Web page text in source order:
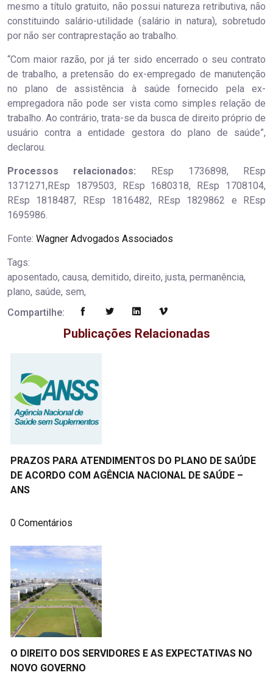
mesmo a título gratuito, não possui natureza retributiva, não
constituindo salário-utilidade (salário in natura), sobretudo
por não ser contraprestação ao trabalho.
“Com maior razão, por já ter sido encerrado o seu contrato
de trabalho, a pretensão do ex-empregado de manutenção
no plano de assistência à saúde fornecido pela ex-
empregadora não pode ser vista como simples relação de
trabalho. Ao contrário, trata-se da busca de direito próprio de
usuário contra a entidade gestora do plano de saúde”,
declarou.​
Processos relacionados: REsp 1736898, REsp
1371271,REsp 1879503, REsp 1680318, REsp 1708104,
REsp 1818487, REsp 1816482, REsp 1829862 e REsp
1695986.
Fonte: Wagner Advogados Associados
Tags:
aposentado, causa, demitido, direito, justa, permanência,
plano, saúde, sem,
Compartilhe:
Publicações Relacionadas
PRAZOS PARA ATENDIMENTOS DO PLANO DE SAÚDE
DE ACORDO COM AGÊNCIA NACIONAL DE SAÚDE –
ANS
0 Comentários
O DIREITO DOS SERVIDORES E AS EXPECTATIVAS NO
NOVO GOVERNO